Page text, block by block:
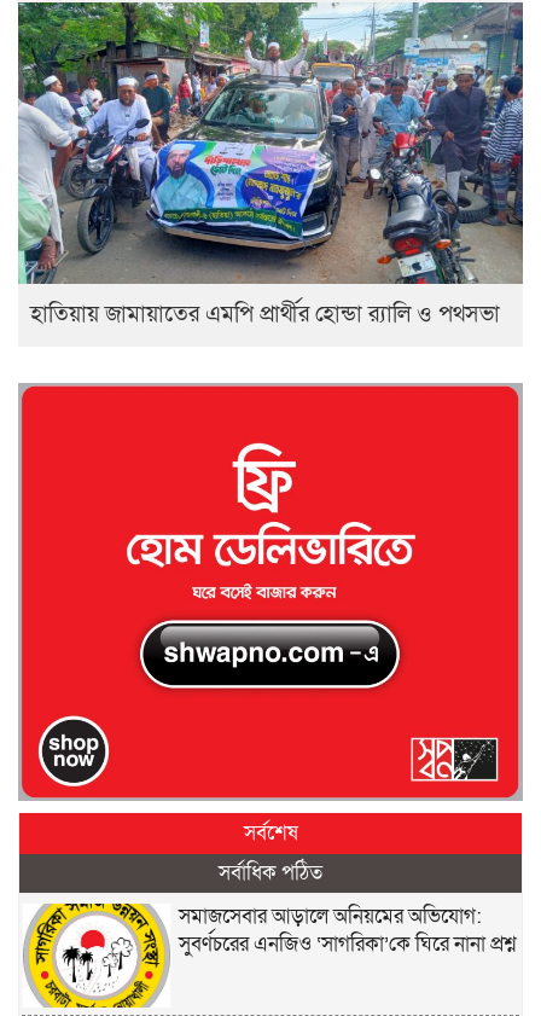
হাতিয়ায় জামায়াতের এমপি প্রার্থীর হোন্ডা র‍্যালি ও পথসভা
সর্বশেষ
সর্বাধিক পঠিত
সমাজসেবার আড়ালে অনিয়মের অভিযোগ:
সুবর্ণচরের এনজিও ‘সাগরিকা’কে ঘিরে নানা প্রশ্ন